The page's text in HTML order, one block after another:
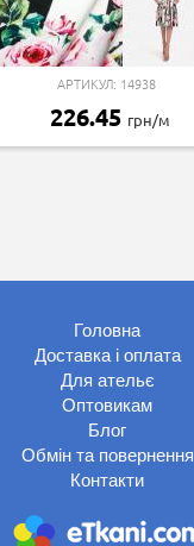
АРТИКУЛ: 14938
226.45 грн/м
Головна
Доставка і оплата
Для ательє
Оптовикам
Блог
Обмін та повернення
Контакти